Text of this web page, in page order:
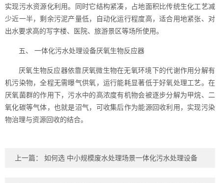
实现污水资源化利用。同时它结构紧凑，占地面积比传统生化工艺减
少近一半，剩余污泥产量低，自动化运行程度高，适合用地紧张、对
出水要求高的写字楼、医院、旅游景区等场所使用。
五、 一体化污水处理设备厌氧生物反应器
厌氧生物反应器依靠厌氧微生物在无氧环境下的代谢作用分解有
机污染物，全程无需曝气供氧，运行能耗显著低于好氧处理工艺。在
厌氧菌群的作用下，污水中的高浓度有机物会被逐步分解为甲烷、二
氧化碳等气体，也就是沼气，可收集后作为能源回收利用，实现污染
物治理与资源回收的结合。
上一篇： 如何选 中小规模废水处理场景一体化污水处理设备